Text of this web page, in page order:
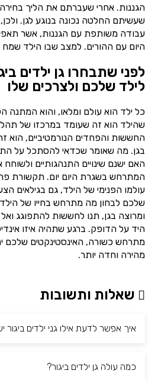
הגננות. אחרי שעברתם את הליך
שעשיתם החלטה נכונה בנוגע לגן. ולכן,
עבודה משותפת עם הגננות, אשר
היום עם ההורים. למצב שבו הילד שמח
לפני שתבחרו גן ילדים
לילד שלכם ולצרכים שלו
כל ילד הוא עולם ומלאו, והוא המתנה
שהילד הוא זה שעומד במרכזו של
החששות והפחדים הנורמטיביים, הוא
בגן. מה שאומר שכדאי להסתכל על
האם ישנם שינויים התנהגותיים ולשוחח
המתרחש בשגרת היום יום. תקשורת
עולמו הפנימי של הילד, גם בגילאים
שלכם לבחון מה מתרחש בחייו של
ומרוצה בגן, תנו לחששות להתפוגג
היד על הדופק. ברגע שתהיה איזו
מתרחש כשורה, האינסטינקטים שלכם
מהירה וחדה יותר.
שאלות ותשובות
איך אפשר לדעת אילו גני ילדים ביגור
כמה עולה גן ילדים ביגור?